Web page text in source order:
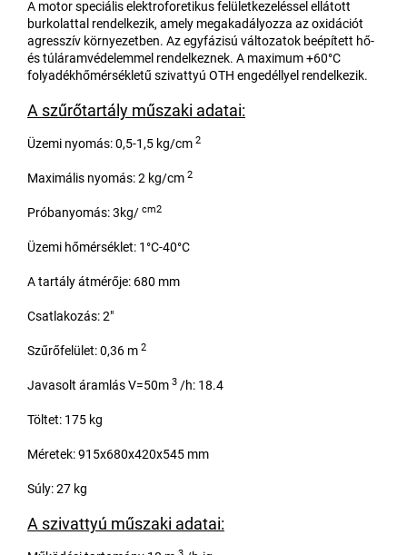
A motor speciális elektroforetikus felületkezeléssel ellátott
burkolattal rendelkezik, amely megakadályozza az oxidációt
agresszív környezetben. Az egyfázisú változatok beépített hő-
és túláramvédelemmel rendelkeznek. A maximum +60°C
folyadékhőmérsékletű szivattyú OTH engedéllyel rendelkezik.
A szűrőtartály műszaki adatai:
Üzemi nyomás: 0,5-1,5 kg/cm 2
Maximális nyomás: 2 kg/cm 2
Próbanyomás: 3kg/ cm2
Üzemi hőmérséklet: 1°C-40°C
A tartály átmérője: 680 mm
Csatlakozás: 2"
Szűrőfelület: 0,36 m 2
Javasolt áramlás V=50m 3 /h: 18.4
Töltet: 175 kg
Méretek: 915x680x420x545 mm
Súly: 27 kg
A szivattyú műszaki adatai: